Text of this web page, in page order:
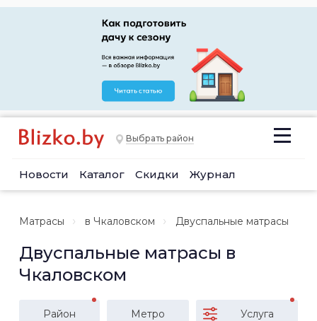
Выбрать район
Новости Каталог Скидки Журнал
Матрасы в Чкаловском Двуспальные матрасы
Двуспальные матрасы в
Чкаловском
Район Метро Услуга